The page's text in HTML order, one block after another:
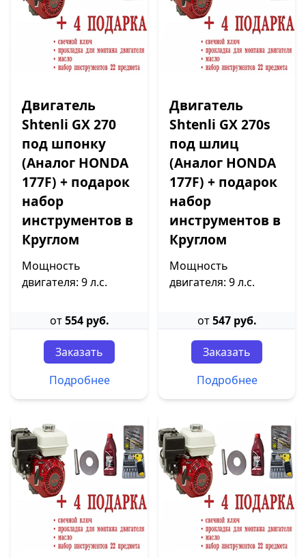
Двигатель
Shtenli GX 270
под шпонку
(Аналог HONDA
177F) + подарок
набор
инструментов в
Круглом
Мощность
двигателя: 9 л.с.
от554 руб.
Заказать
Подробнее
Двигатель
Shtenli GX 270s
под шлиц
(Аналог HONDA
177F) + подарок
набор
инструментов в
Круглом
Мощность
двигателя: 9 л.с.
от547 руб.
Заказать
Подробнее